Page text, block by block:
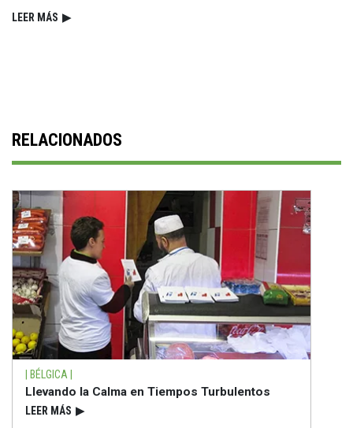
LEER MÁS ▶
RELACIONADOS
| BÉLGICA |
Llevando la Calma en Tiempos Turbulentos
LEER MÁS ▶